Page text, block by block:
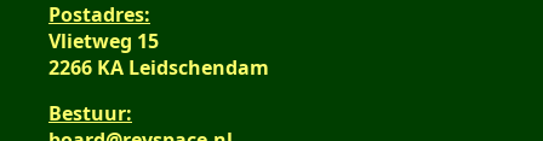
Postadres:
Vlietweg 15
2266 KA Leidschendam
Bestuur: